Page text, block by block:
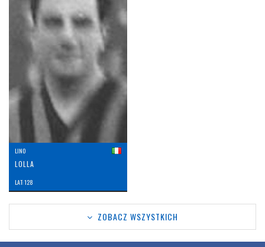
LINO
LOLLA
LAT: 128
ZOBACZ WSZYSTKICH